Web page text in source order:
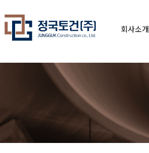
회사소개